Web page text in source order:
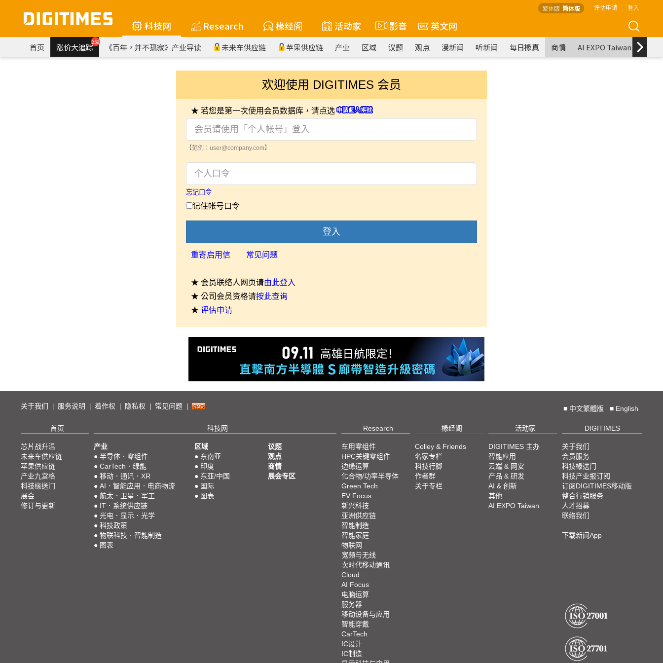
繁体版 简体版 评估申请 登入
科技网 Research 椽经阁 活动家 影音 英文网
首页 涨价大追踪259 《百年，并不孤寂》产业导读 未来车供应链 苹果供应链 产业 区域 议题 观点 漫新闻 听新闻 每日椽真 商情 AI EXPO Taiwan
欢迎使用 DIGITIMES 会员
★ 若您是第一次使用会员数据库，请点选
【范例：user@company.com】
忘记口令
记住帐号口令
登入
重寄启用信 常见问题
★ 会员联络人网页请由此登入
★ 公司会员资格请按此查询
★ 评估申请
关于我们 服务说明 着作权 隐私权 常见问题 ■ 中文繁體版 ■ English
首页 科技网 Research 椽经阁 活动家 DIGITIMES
芯片战升温
未来车供应链
苹果供应链
产业九宫格
科技椽送门
展会
修订与更新
产业
● 半导体．零组件
● CarTech．绿能
● 移动．通讯．XR
● AI．智能应用．电商物流
● 航太．卫星．军工
● IT．系统供应链
● 光电．显示．光学
● 科技政策
● 物联科技．智能制造
● 图表
区域
● 东南亚
● 印度
● 东亚/中国
● 国际
● 图表
议题
观点
商情
展会专区
车用零组件
HPC关键零组件
边缘运算
化合物/功率半导体
Green Tech
EV Focus
新兴科技
亚洲供应链
智能制造
智能家庭
物联网
宽频与无线
次时代移动通讯
Cloud
AI Focus
电脑运算
服务器
移动设备与应用
智能穿戴
CarTech
IC设计
IC制造
Colley & Friends
名家专栏
科技行脚
作者群
关于专栏
DIGITIMES 主办
智能应用
云端 & 网安
产品 & 研发
AI & 创新
其他
AI EXPO Taiwan
关于我们
会员服务
科技椽送门
科技产业报订阅
订阅DIGITIMES移动版
整合行销服务
人才招募
联络我们
下载新闻App